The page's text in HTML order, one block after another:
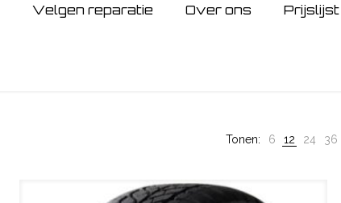
Velgen reparatie Over ons Prijslijst
Tonen: 6 12 24 36